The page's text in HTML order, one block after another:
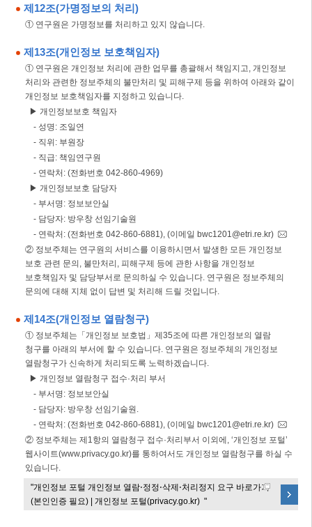
제12조(가명정보의 처리)
① 연구원은 가명정보를 처리하고 있지 않습니다.
제13조(개인정보 보호책임자)
① 연구원은 개인정보 처리에 관한 업무를 총괄해서 책임지고, 개인정보
처리와 관련한 정보주체의 불만처리 및 피해구제 등을 위하여 아래와 같이
개인정보 보호책임자를 지정하고 있습니다.
▶ 개인정보보호 책임자
- 성명: 조일연
- 직위: 부원장
- 직급: 책임연구원
- 연락처: (전화번호 042-860-4969)
▶ 개인정보보호 담당자
- 부서명: 정보보안실
- 담당자: 방우창 선임기술원
- 연락처: (전화번호 042-860-6881), (이메일 bwc1201@etri.re.kr)
② 정보주체는 연구원의 서비스를 이용하시면서 발생한 모든 개인정보
보호 관련 문의, 불만처리, 피해구제 등에 관한 사항을 개인정보
보호책임자 및 담당부서로 문의하실 수 있습니다. 연구원은 정보주체의
문의에 대해 지체 없이 답변 및 처리해 드릴 것입니다.
제14조(개인정보 열람청구)
① 정보주체는「개인정보 보호법」제35조에 따른 개인정보의 열람
청구를 아래의 부서에 할 수 있습니다. 연구원은 정보주체의 개인정보
열람청구가 신속하게 처리되도록 노력하겠습니다.
▶ 개인정보 열람청구 접수·처리 부서
- 부서명: 정보보안실
- 담당자: 방우창 선임기술원.
- 연락처: (전화번호 042-860-6881), (이메일 bwc1201@etri.re.kr)
② 정보주체는 제1항의 열람청구 접수·처리부서 이외에, ‘개인정보 포털’
웹사이트(www.privacy.go.kr)를 통하여서도 개인정보 열람청구를 하실 수
있습니다.
"개인정보 포털 개인정보 열람⋅정정⋅삭제⋅처리정지 요구 바로가기
(본인인증 필요) | 개인정보 포털(privacy.go.kr) "